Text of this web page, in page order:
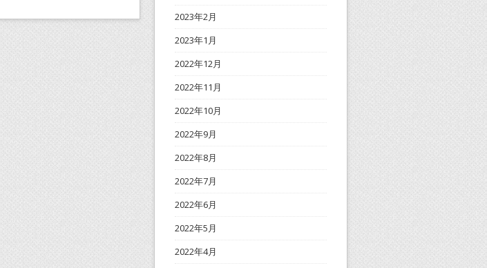
2023年2月
2023年1月
2022年12月
2022年11月
2022年10月
2022年9月
2022年8月
2022年7月
2022年6月
2022年5月
2022年4月